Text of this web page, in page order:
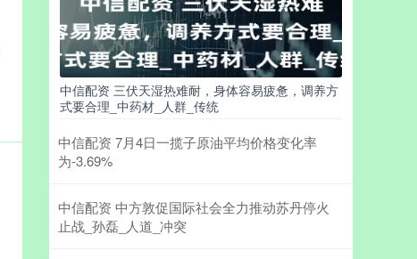
中信配资 三伏天湿热难耐，身体容易疲惫，调养方
式要合理_中药材_人群_传统
中信配资 7月4日一揽子原油平均价格变化率
为-3.69%
中信配资 中方敦促国际社会全力推动苏丹停火
止战_孙磊_人道_冲突